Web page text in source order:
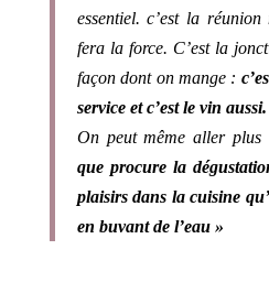
essentiel. c’est la
fera la force. C’est la
façon dont on mange :
service et c’est le vin aussi.
On peut même aller plus
que procure la
plaisirs dans la cuisine
en buvant de l’eau »